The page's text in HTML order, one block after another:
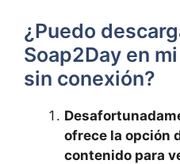
¿Puedo
Soap2Day⁤ en
sin ⁤conexión?
ofrece⁤ la ⁢opción
contenido para⁢